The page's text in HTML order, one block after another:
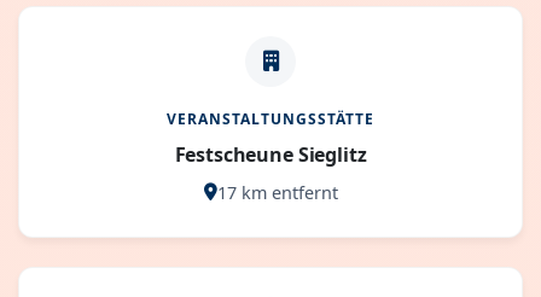
VERANSTALTUNGSSTÄTTE
Festscheune Sieglitz
17 km entfernt